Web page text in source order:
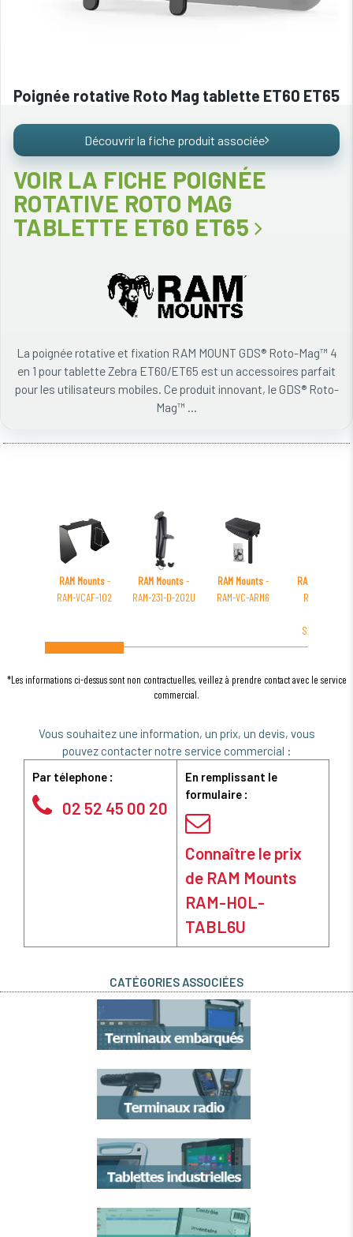
Poignée rotative Roto Mag tablette ET60 ET65
Découvrir la fiche produit associée
VOIR LA FICHE POIGNÉE
ROTATIVE ROTO MAG
TABLETTE ET60 ET65
La poignée rotative et fixation RAM MOUNT GDS® Roto-Mag™ 4
en 1 pour tablette Zebra ET60/ET65 est un accessoires parfait
pour les utilisateurs mobiles. Ce produit innovant, le GDS® Roto-
Mag™ ...
RAM Mounts-
RAM-VCAF-102
RAM Mounts-
RAM-231-D-202U
RAM Mounts-
RAM-VC-ARM6
RAM Mounts
RAM-GDS-
SAM83CDU
*Les informations ci-dessus sont non contractuelles, veillez à prendre contact avec le service
commercial.
Vous souhaitez une information, un prix, un devis, vous
pouvez contacter notre service commercial :
Par télephone :
02 52 45 00 20
En remplissant le
formulaire :
Connaître le prix
de RAM Mounts
RAM-HOL-
TABL6U
CATÉGORIES ASSOCIÉES